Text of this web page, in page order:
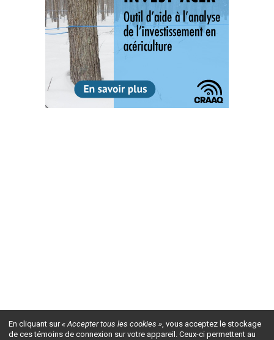
En cliquant sur« Accepter tous les cookies », vous acceptez le stockage
de ces témoins de connexion sur votre appareil. Ceux-ci permettent au